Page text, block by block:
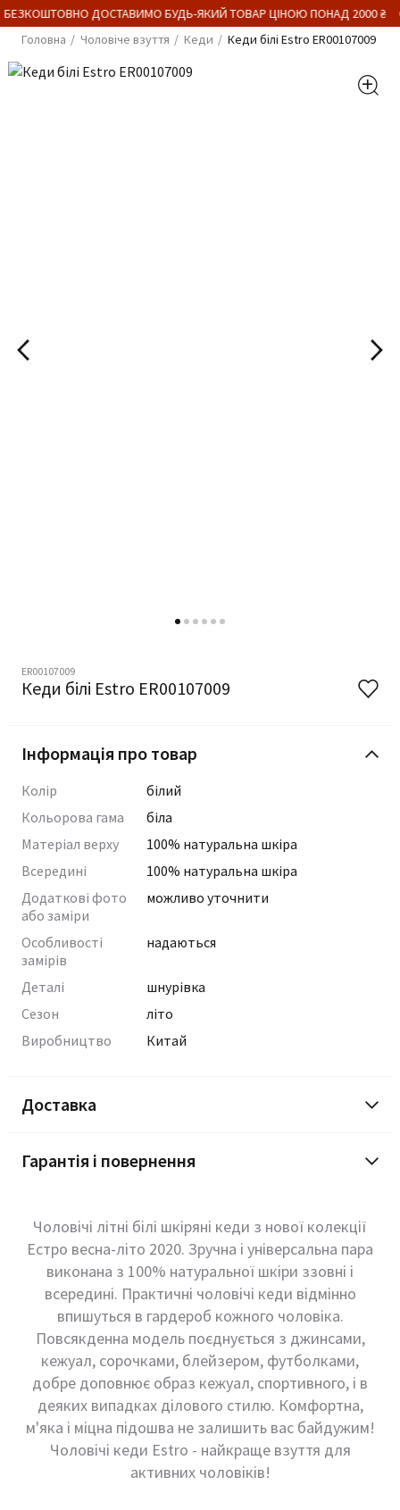
ДОСТАВИМО БУДЬ-ЯКИЙ ТОВАР ЦІНОЮ ПОНАД 2000 ₴
Головна
Чоловіче взуття Кеди Кеди білі Estro ER00107009
ER00107009
Кеди білі Estro ER00107009
Інформація про товар
Колір
білий
Кольорова гама
біла
Матеріал верху
100% натуральна шкіра
Всередині
100% натуральна шкіра
Додаткові фото
або заміри
можливо уточнити
Особливості
замірів
надаються
Деталі
шнурівка
Сезон
літо
Виробництво
Китай
Доставка
Гарантія і повернення
Чоловічі літні білі шкіряні кеди з нової колекції
Естро весна-літо 2020. Зручна і універсальна пара
виконана з 100% натуральної шкіри ззовні і
всередині. Практичні чоловічі кеди відмінно
впишуться в гардероб кожного чоловіка.
Повсякденна модель поєднується з джинсами,
кежуал, сорочками, блейзером, футболками,
добре доповнює образ кежуал, спортивного, і в
деяких випадках ділового стилю. Комфортна,
м'яка і міцна підошва не залишить вас байдужим!
Чоловічі кеди Estro - найкраще взуття для
активних чоловіків!